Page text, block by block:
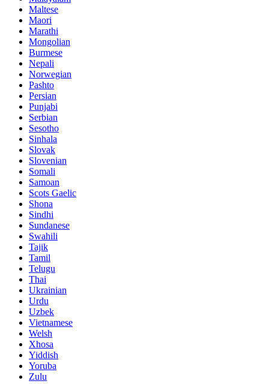
Maltese
Maori
Marathi
Mongolian
Burmese
Nepali
Norwegian
Pashto
Persian
Punjabi
Serbian
Sesotho
Sinhala
Slovak
Slovenian
Somali
Samoan
Scots Gaelic
Shona
Sindhi
Sundanese
Swahili
Tajik
Tamil
Telugu
Thai
Ukrainian
Urdu
Uzbek
Vietnamese
Welsh
Xhosa
Yiddish
Yoruba
Zulu